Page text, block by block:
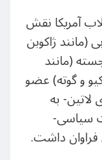
آمریکا نقش
(مانند ژاکوبن
(مانند
و گوته) عضو
لاتین- به
سیاسی-
داشت.